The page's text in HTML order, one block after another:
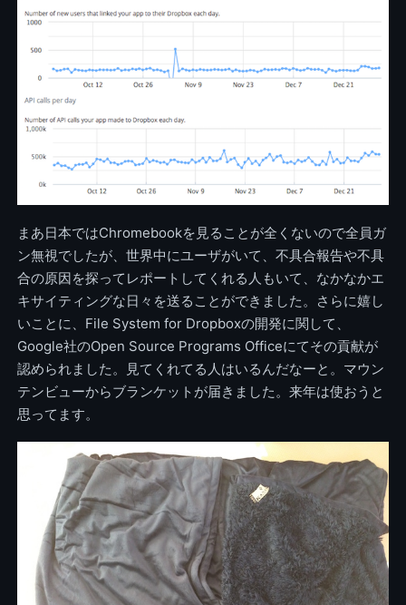
まあ日本ではChromebookを見ることが全くないので全員ガ
ン無視でしたが、世界中にユーザがいて、不具合報告や不具
合の原因を探ってレポートしてくれる人もいて、なかなかエ
キサイティングな日々を送ることができました。さらに嬉し
いことに、File System for Dropboxの開発に関して、
Google社のOpen Source Programs Officeにてその貢献が
認められました。見てくれてる人はいるんだなーと。マウン
テンビューからブランケットが届きました。来年は使おうと
思ってます。